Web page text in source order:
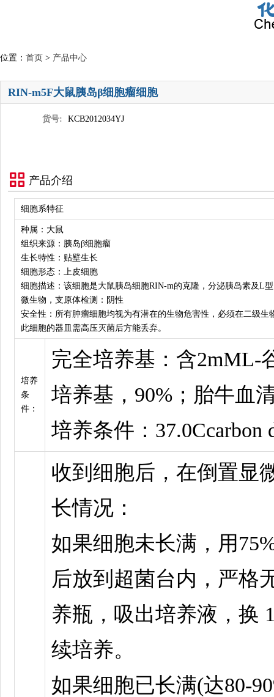
位置： 首页 > 产品中心
RIN-m5F大鼠胰岛β细胞瘤细胞
货号: KCB2012034YJ
产品介绍
细胞系特征
种属：大鼠
组织来源：胰岛β细胞瘤
生长特性：贴壁生长
细胞形态：上皮细胞
细胞描述：该细胞是大鼠胰岛细胞RIN-m的克隆，分泌胰岛素及L
微生物，支原体检测：阴性
安全性：所有肿瘤细胞均视为有潜在的生物危害性，必须在二级
此细胞的器皿需高压灭菌后方能丢弃。
培养
条
件：
完全培养基：含2mML-
培养基，90%；胎牛血
培养条件：37.0Ccarbon
收到细胞后，在倒置显
长情况：
如果细胞未长满，用
后放到超菌台内，严格
养瓶，吸出培养液，换
续培养。
如果细胞已长满(达80-